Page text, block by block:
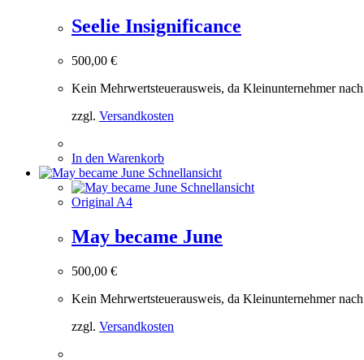
Seelie Insignificance
500,00 €
Kein Mehrwertsteuerausweis, da Kleinunternehmer
zzgl. Versandkosten
In den Warenkorb
Schnellansicht
Schnellansicht
Original A4
May became June
500,00 €
Kein Mehrwertsteuerausweis, da Kleinunternehmer
zzgl. Versandkosten